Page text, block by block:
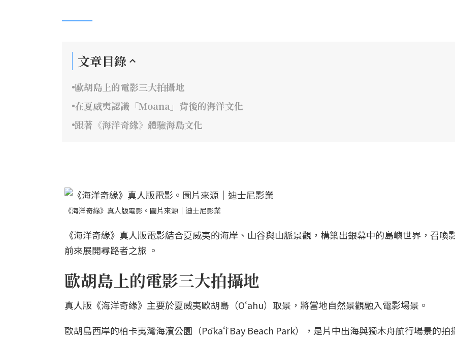
文章目錄
歐胡島上的電影三大拍攝地
在夏威夷認識「Moana」背後的海洋文化
跟著《海洋奇緣》體驗海島文化
《海洋奇緣》真人版電影。圖片來源｜迪士尼影業
《海洋奇緣》真人版電影結合夏威夷的海岸、山谷與山脈景觀，構築出銀幕中的島嶼世界，召喚
前來展開尋路者之旅 。
歐胡島上的電影三大拍攝地
真人版《海洋奇緣》主要於夏威夷歐胡島（Oʻahu）取景，將當地自然景觀融入電影場景。
歐胡島西岸的柏卡夷灣海濱公園（Pōkaʻī Bay Beach Park），是片中出海與獨木舟航行場景的拍